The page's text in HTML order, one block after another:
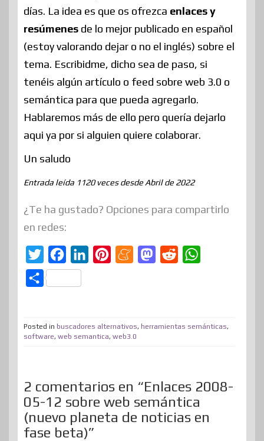
días. La idea es que os ofrezca enlaces y
resúmenes de lo mejor publicado en español
(estoy valorando dejar o no el inglés) sobre el
tema. Escribidme, dicho sea de paso, si
tenéis algún artículo o feed sobre web 3.0 o
semántica para que pueda agregarlo.
Hablaremos más de ello pero quería dejarlo
aqui ya por si alguien quiere colaborar.
Un saludo
Entrada leída 1120 veces desde Abril de 2022
¿Te ha gustado? Opciones para compartirlo
en redes:
w
t
e
a
c
b
o
e
d
e
r
M
a
m
M
o
i
s
C
p
t
i
r
Posted in buscadores alternativos, herramientas semánticas,
software, web semantica, web3.0
2 comentarios en “Enlaces 2008-
05-12 sobre web semántica
(nuevo planeta de noticias en
fase beta)”